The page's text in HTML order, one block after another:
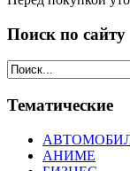
Поиск по сайту
Тематические
АНИМЕ